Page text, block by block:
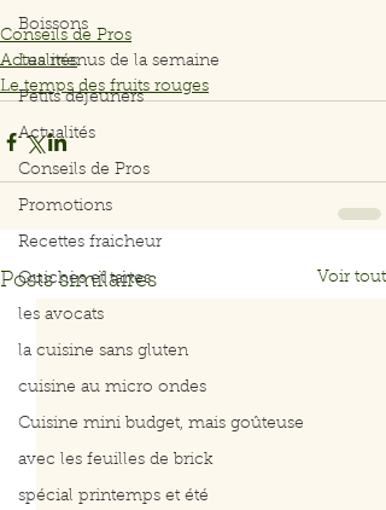
Boissons
Les menus de la semaine
Petits déjeuners
Actualités
Conseils de Pros
Promotions
Recettes fraicheur
Quiches et tartes
les avocats
la cuisine sans gluten
cuisine au micro ondes
Cuisine mini budget, mais goûteuse
avec les feuilles de brick
spécial printemps et été
Conseils de Pros
Actualités
Le temps des fruits rouges
Posts similaires Voir tout